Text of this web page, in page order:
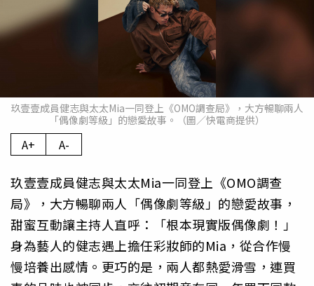
玖壹壹成員健志與太太Mia一同登上《OMO調查局》，大方暢聊兩人
「偶像劇等級」的戀愛故事。（圖／快電商提供）
A+ A-
玖壹壹成員健志與太太Mia一同登上《OMO調查
局》，大方暢聊兩人「偶像劇等級」的戀愛故事，
甜蜜互動讓主持人直呼：「根本現實版偶像劇！」
身為藝人的健志遇上擔任彩妝師的Mia，從合作慢
慢培養出感情。更巧的是，兩人都熱愛滑雪，連買